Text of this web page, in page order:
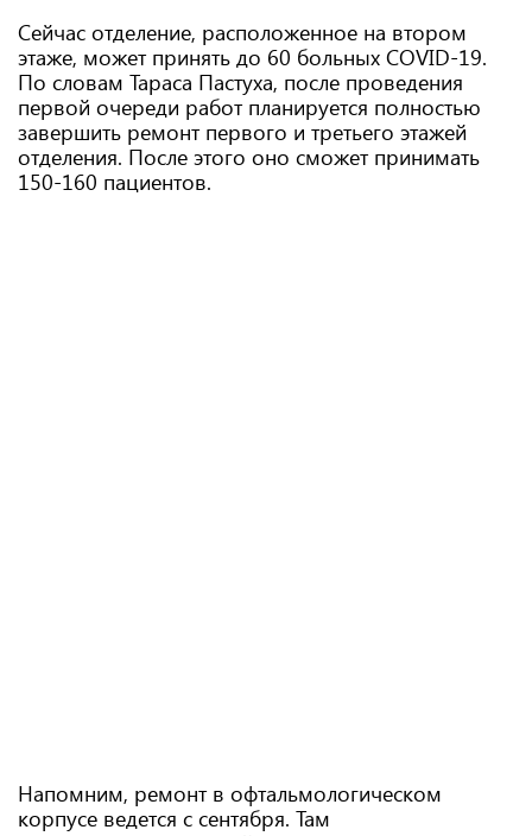
Сейчас отделение, расположенное на втором
этаже, может принять до 60 больных COVID-19.
По словам Тараса Пастуха, после проведения
первой очереди работ планируется полностью
завершить ремонт первого и третьего этажей
отделения. После этого оно сможет принимать
150-160 пациентов.
Напомним, ремонт в офтальмологическом
корпусе ведется с сентября. Там